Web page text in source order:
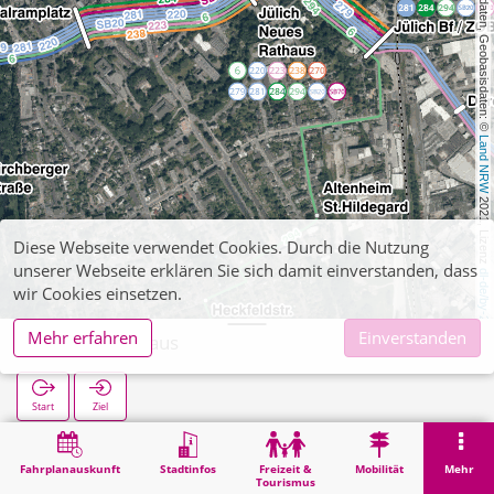
, Kartendaten, Geobasisdaten: ©
Land NRW
2021, Lizenz
dl-de/by-2-0
Fahrplanauskunft Stadtinfos
Freizeit &
Tourismus
Mobilität Mehr
Neues Rathaus
Start Ziel
Suche
Diese Webseite verwendet Cookies. Durch die Nutzung
unserer Webseite erklären Sie sich damit einverstanden, dass
wir Cookies einsetzen.
Mehr erfahren
Einverstanden